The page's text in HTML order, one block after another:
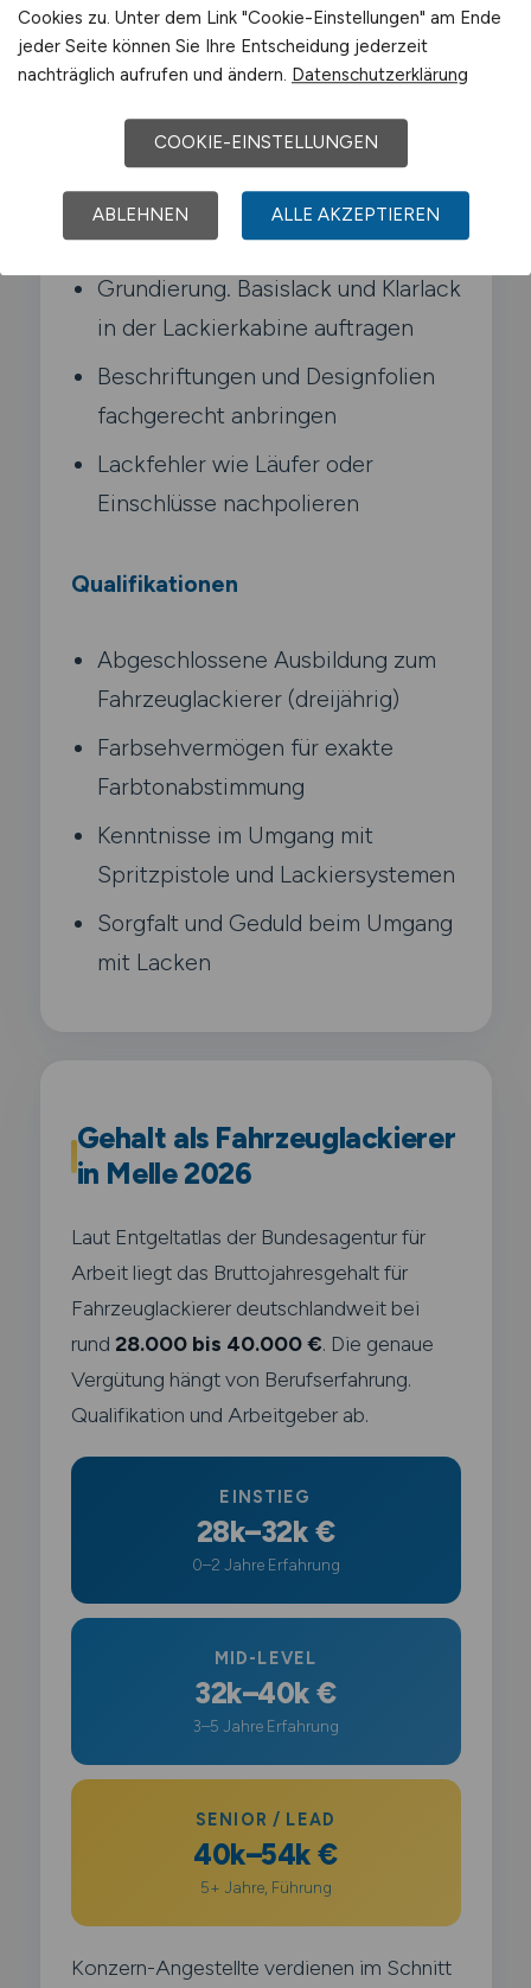
Typische Aufgaben in Melle
Altlackierungen abschleifen und
Karosserien spachteln
Farbtöne am Mischplatz nach
Hersteller-Code anmischen
Grundierung. Basislack und Klarlack
in der Lackierkabine auftragen
Beschriftungen und Designfolien
fachgerecht anbringen
Lackfehler wie Läufer oder
Einschlüsse nachpolieren
Qualifikationen
Abgeschlossene Ausbildung zum
Fahrzeuglackierer (dreijährig)
Farbsehvermögen für exakte
Farbtonabstimmung
Kenntnisse im Umgang mit
Spritzpistole und Lackiersystemen
Sorgfalt und Geduld beim Umgang
mit Lacken
Gehalt als Fahrzeuglackierer
in Melle 2026
Laut Entgeltatlas der Bundesagentur für
Arbeit liegt das Bruttojahresgehalt für
Fahrzeuglackierer deutschlandweit bei
rund 28.000 bis 40.000 €. Die genaue
Vergütung hängt von Berufserfahrung.
Qualifikation und Arbeitgeber ab.
EINSTIEG
28k–32k €
0–2 Jahre Erfahrung
MID-LEVEL
32k–40k €
3–5 Jahre Erfahrung
SENIOR / LEAD
40k–54k €
5+ Jahre, Führung
Konzern-Angestellte verdienen im Schnitt
Cookies zu. Unter dem Link "Cookie-Einstellungen" am Ende
jeder Seite können Sie Ihre Entscheidung jederzeit
nachträglich aufrufen und ändern. Datenschutzerklärung
COOKIE-EINSTELLUNGEN
ABLEHNEN ALLE AKZEPTIEREN